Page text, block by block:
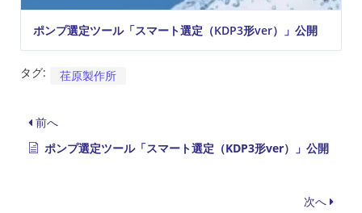
ポンプ選定ツール「スマート選定（KDP3形ver）」公開
タグ: 荏原製作所
前へ
ポンプ選定ツール「スマート選定（KDP3形ver）」公開
次へ